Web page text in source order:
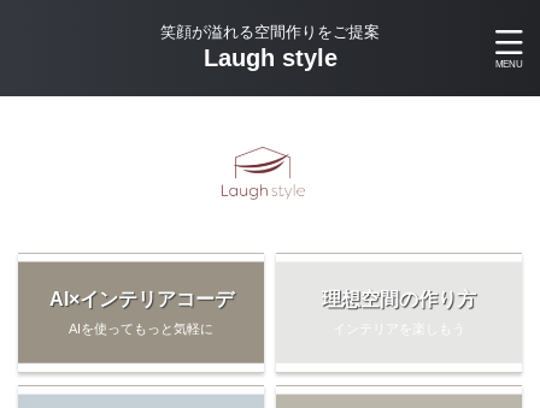
笑顔が溢れる空間作りをご提案
Laugh style
AI×インテリアコーデ
AIを使ってもっと気軽に
理想空間の作り方
インテリアを楽しもう